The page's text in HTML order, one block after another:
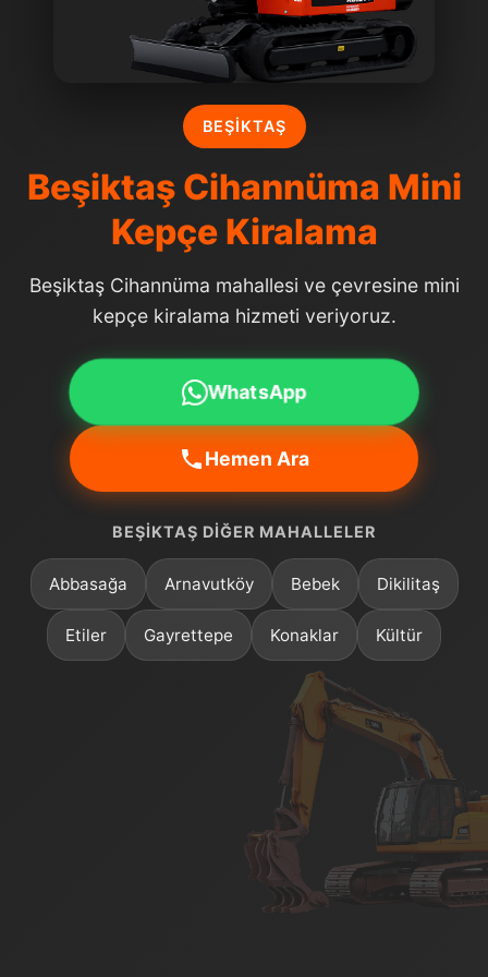
BEŞIKTAŞ
Beşiktaş Cihannüma Mini
Kepçe Kiralama
Beşiktaş Cihannüma mahallesi ve çevresine mini
kepçe kiralama hizmeti veriyoruz.
WhatsApp
Hemen Ara
BEŞIKTAŞ DIĞER MAHALLELER
Abbasağa Arnavutköy Bebek Dikilitaş
Etiler Gayrettepe Konaklar Kültür